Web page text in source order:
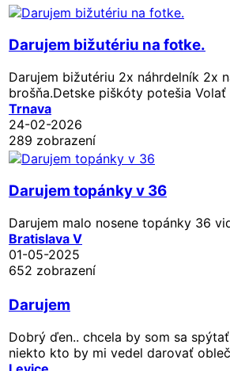
Darujem bižutériu na fotke.
Darujem bižutériu 2x náhrdelník 2x
brošňa.Detske piškóty potešia Volať
Trnava
24-02-2026
289 zobrazení
Darujem topánky v 36
Darujem malo nosene topánky 36
Bratislava V
01-05-2025
652 zobrazení
Darujem
Dobrý ďen.. chcela by som sa
niekto kto by mi vedel darovať